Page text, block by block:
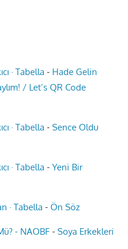
· Tabella - Hade Gelin
/ Let’s QR Code
· Tabella -Sence Oldu
· Tabella -Yeni Bir
· Tabella -Ön Söz
- NAOBF -Soya Erkekleri